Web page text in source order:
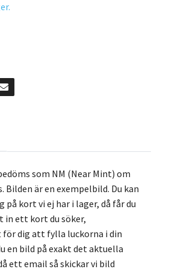
som NM (Near Mint) om
Bilden är en exempelbild. Du kan
på kort vi ej har i lager, då får du
ett kort du söker,
dig att fylla luckorna i din
en bild på exakt det aktuella
ett email så skickar vi bild